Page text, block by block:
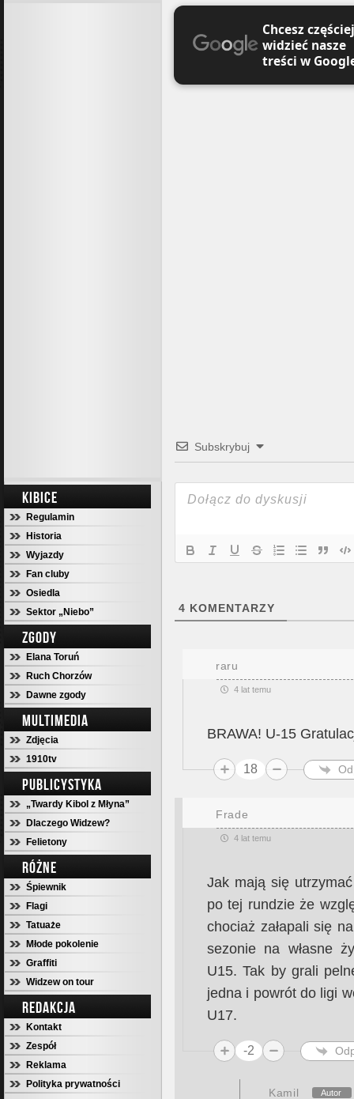
KIBICE
Regulamin
Historia
Wyjazdy
Fan cluby
Osiedla
Sektor „Niebo”
ZGODY
Elana Toruń
Ruch Chorzów
Dawne zgody
MULTIMEDIA
Zdjęcia
1910tv
PUBLICYSTYKA
„Twardy Kibol z Młyna”
Dlaczego Widzew?
Felietony
RÓŻNE
Śpiewnik
Flagi
Tatuaże
Młode pokolenie
Graffiti
Widzew on tour
REDAKCJA
Kontakt
Zespół
Reklama
Polityka prywatności
Chcesz częściej
widzieć nasze
treści w
Subskrybuj
4 KOMENTARZY
raru
4 lat temu
BRAWA! U-15
18
Frade
4 lat temu
Jak mają się
po tej rundzie że
chociaż załapali się
sezonie na własne
U15. Tak by grali
jedna i powrót do ligi
U17.
-2
Kamil Autor